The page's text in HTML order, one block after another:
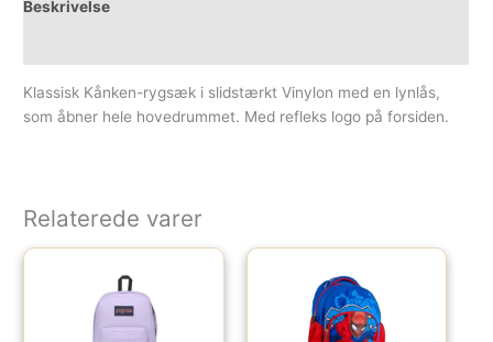
Beskrivelse
Klassisk Kånken-rygsæk i slidstærkt Vinylon med en lynlås,
som åbner hele hovedrummet. Med refleks logo på forsiden.
Relaterede varer